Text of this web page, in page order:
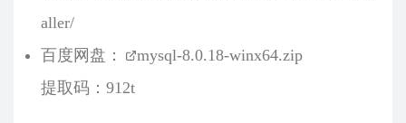
aller/
百度网盘：
mysql-8.0.18-winx64.zip
提取码：912t